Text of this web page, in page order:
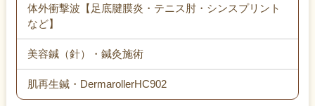
体外衝撃波【足底腱膜炎・テニス肘・シンスプリント
など】
美容鍼（針）・鍼灸施術
肌再生鍼・DermarollerHC902